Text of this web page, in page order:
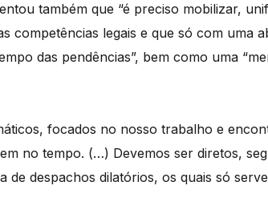
também que “é preciso mobilizar,
competências legais e que só com uma
das pendências”, bem como uma
focados no nosso trabalho e
no tempo. (…) Devemos ser diretos,
de despachos dilatórios, os quais só